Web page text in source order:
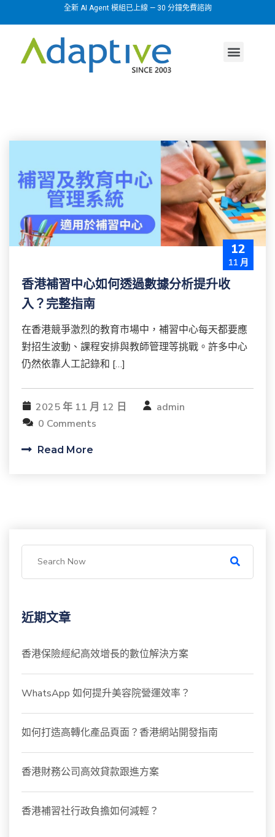
全新 AI Agent 模組已上線 — 30 分鐘免費諮詢
12
11 月
香港補習中心如何透過數據分析提升收
入？完整指南
在香港競爭激烈的教育市場中，補習中心每天都要應
對招生波動、課程安排與教師管理等挑戰。許多中心
仍然依靠人工記錄和 […]
2025 年 11 月 12 日
admin
0 Comments
Read More
近期文章
香港保險經紀高效增長的數位解決方案
WhatsApp 如何提升美容院營運效率？
如何打造高轉化產品頁面？香港網站開發指南
香港財務公司高效貸款跟進方案
香港補習社行政負擔如何減輕？